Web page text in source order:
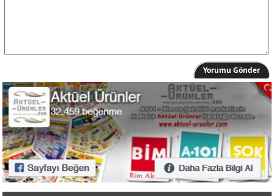
Yorumu Gönder